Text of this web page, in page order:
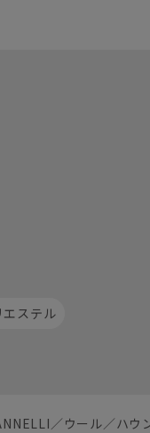
エステル
／ウール／ハウ